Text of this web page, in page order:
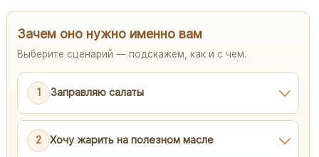
Зачем оно нужно именно вам
Выберите сценарий — подскажем, как и с чем.
1 Заправляю салаты
2 Хочу жарить на полезном масле